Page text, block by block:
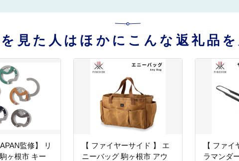
見た人はほかにこんな返礼品を
監修】 リ
ヶ根市 キー
【 ファイヤーサイド 】 エ
ニーバッグ 駒ヶ根市 アウ
【 ファ
ラマンダ